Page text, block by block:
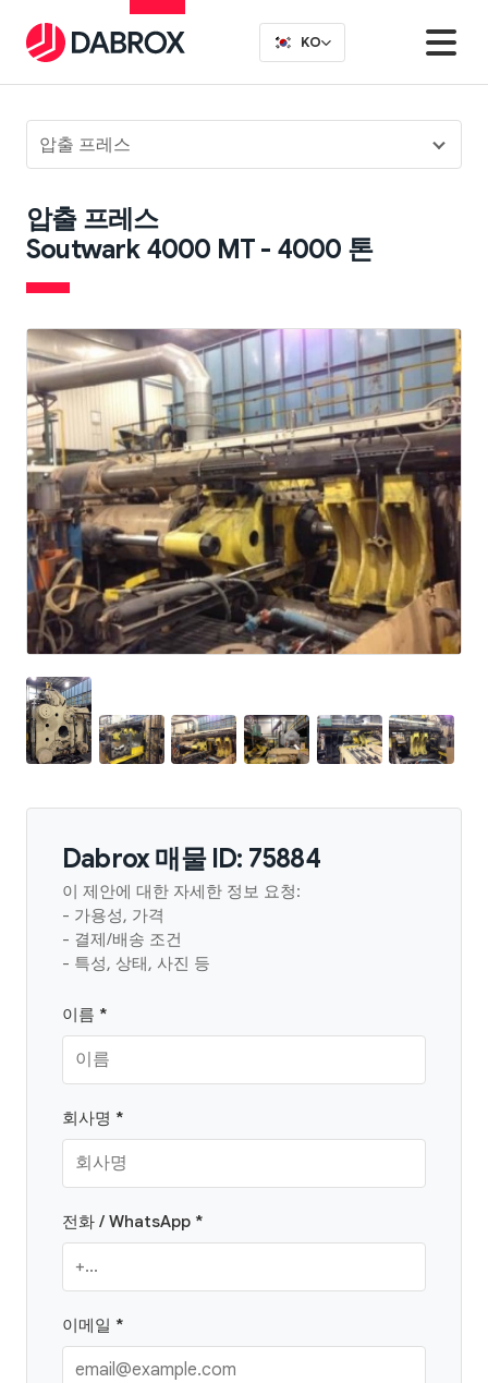
압출 프레스
압출 프레스
Soutwark 4000 MT - 4000 톤
Dabrox 매물 ID: 75884
이 제안에 대한 자세한 정보 요청:
- 가용성, 가격
- 결제/배송 조건
- 특성, 상태, 사진 등
이름 *
회사명 *
전화 / WhatsApp *
이메일 *